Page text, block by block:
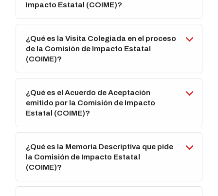
Impacto Estatal (COIME)?
¿Qué es la Visita Colegiada en el proceso
de la Comisión de Impacto Estatal
(COIME)?
¿Qué es el Acuerdo de Aceptación
emitido por la Comisión de Impacto
Estatal (COIME)?
¿Qué es la Memoria Descriptiva que pide
la Comisión de Impacto Estatal
(COIME)?